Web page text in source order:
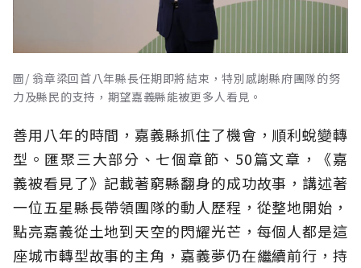
圖/ 翁章梁回首八年縣長任期即將結束，特別感謝縣府團隊的努
力及縣民的支持，期望嘉義縣能被更多人看見。
善用八年的時間，嘉義縣抓住了機會，順利蛻變轉
型。匯聚三大部分、七個章節、50篇文章，《嘉
義被看見了》記載著窮縣翻身的成功故事，講述著
一位五星縣長帶領團隊的動人歷程，從整地開始，
點亮嘉義從土地到天空的閃耀光芒，每個人都是這
座城市轉型故事的主角，嘉義夢仍在繼續前行，持